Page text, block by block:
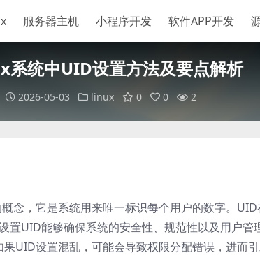
服务器主机 小程序开发 软件APP开发
系统中UID设置方法及要点解析
2026-05-03 linux 0 0 2
念，它是系统用来唯一标识每个用户的数字。UID
置UID能够确保系统的安全性、规范性以及用户管
UID设置混乱，可能会导致权限分配错误，进而